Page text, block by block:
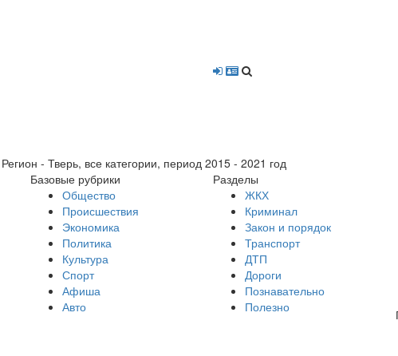
- Тверь, все категории, период 2015 - 2021 год
Базовые рубрики
Общество
Происшествия
Экономика
Политика
Культура
Спорт
Афиша
Авто
Разделы
ЖКХ
Криминал
Закон и порядок
Транспорт
ДТП
Дороги
Познавательно
Полезно